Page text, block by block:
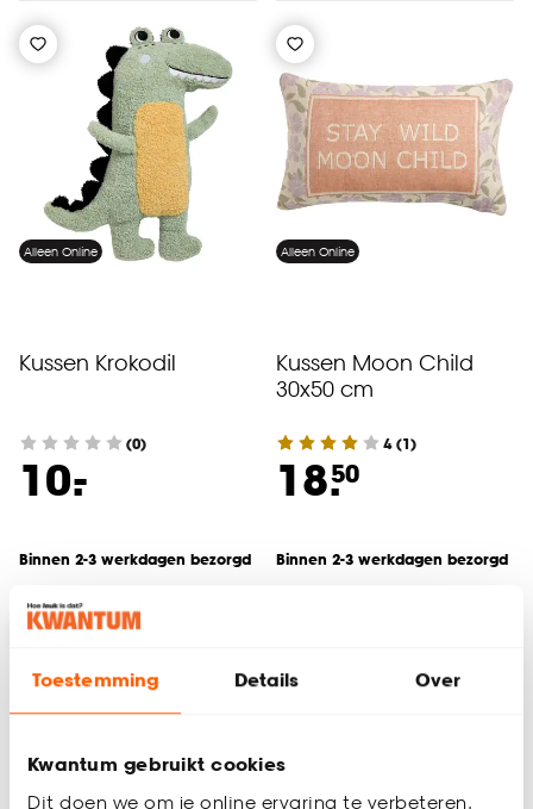
Toestemming Details Over
Kwantum gebruikt cookies
Dit doen we om je online ervaring te verbeteren.
Alleen Online
Kussen Krokodil
(0)
10.
-
Binnen 2-3 werkdagen bezorgd
Alleen Online
Kussen Moon Child
30x50 cm
4(1)
18.50
Binnen 2-3 werkdagen bezorgd